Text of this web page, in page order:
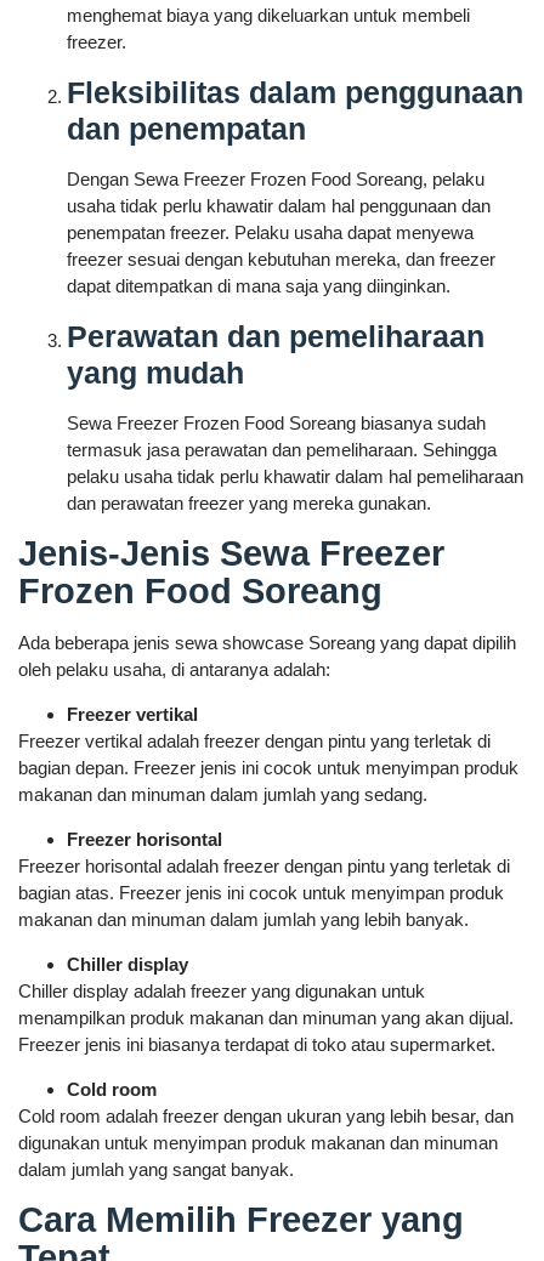
menghemat biaya yang dikeluarkan untuk membeli
freezer.
Fleksibilitas dalam penggunaan
dan penempatan
Dengan Sewa Freezer Frozen Food Soreang, pelaku
usaha tidak perlu khawatir dalam hal penggunaan dan
penempatan freezer. Pelaku usaha dapat menyewa
freezer sesuai dengan kebutuhan mereka, dan freezer
dapat ditempatkan di mana saja yang diinginkan.
Perawatan dan pemeliharaan
yang mudah
Sewa Freezer Frozen Food Soreang biasanya sudah
termasuk jasa perawatan dan pemeliharaan. Sehingga
pelaku usaha tidak perlu khawatir dalam hal pemeliharaan
dan perawatan freezer yang mereka gunakan.
Jenis-Jenis Sewa Freezer
Frozen Food Soreang
Ada beberapa jenis sewa showcase Soreang yang dapat dipilih
oleh pelaku usaha, di antaranya adalah:
Freezer vertikal
Freezer vertikal adalah freezer dengan pintu yang terletak di
bagian depan. Freezer jenis ini cocok untuk menyimpan produk
makanan dan minuman dalam jumlah yang sedang.
Freezer horisontal
Freezer horisontal adalah freezer dengan pintu yang terletak di
bagian atas. Freezer jenis ini cocok untuk menyimpan produk
makanan dan minuman dalam jumlah yang lebih banyak.
Chiller display
Chiller display adalah freezer yang digunakan untuk
menampilkan produk makanan dan minuman yang akan dijual.
Freezer jenis ini biasanya terdapat di toko atau supermarket.
Cold room
Cold room adalah freezer dengan ukuran yang lebih besar, dan
digunakan untuk menyimpan produk makanan dan minuman
dalam jumlah yang sangat banyak.
Cara Memilih Freezer yang